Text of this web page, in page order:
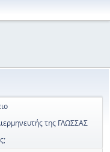
της ΓΛΩΣΣΑΣ